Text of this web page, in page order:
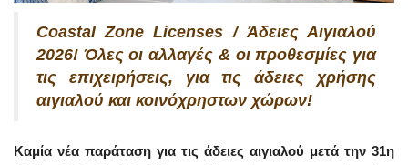
Coastal Zone Licenses / Άδειες Αιγιαλού
2026! Όλες οι αλλαγές & οι προθεσμίες για
τις επιχειρήσεις, για τις άδειες χρήσης
αιγιαλού και κοινόχρηστων χώρων!
Καμία νέα παράταση για τις άδειες αιγιαλού μετά την 31η